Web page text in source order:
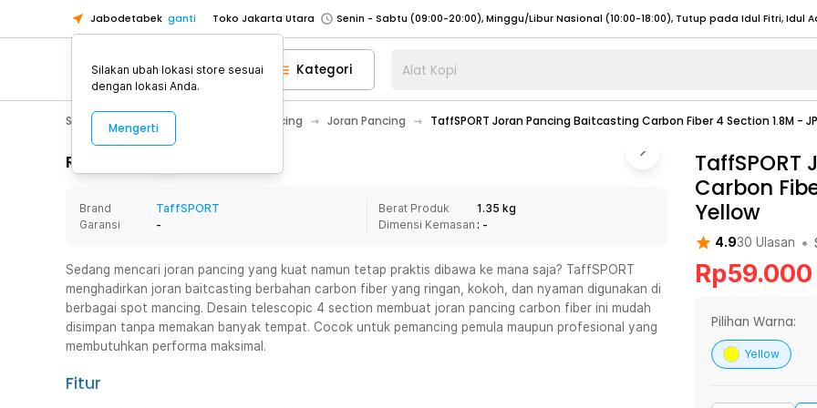
Jabodetabek ganti Toko Jakarta Utara
Toko Tangerang
Toko Cikupa
Pick n Go Jakarta Barat
Senin - Jumat (07:00 - 20:00), Sabtu - Minggu (08:00 - 20:00), Tutup pada Idul Fitri
Pick n Go Bekasi
Senin - Jumat (08:00 - 20:00), Sabtu - Minggu/ Libur Nasional (08:00 - 17:00) Selengkapnya
Senin - Jumat (08:00 - 20:00), Sabtu - Minggu/ Libur Nasional (08:00 - 17:00) Selengkapnya
Senin - Sabtu (09:00-20:00), Minggu/Libur Nasional (12:00-20:00), Tutup pada Idul Fitri
Toko Jakarta Barat
Senin - Sabtu (09:00-20:00), Minggu/Libur Nasional (12:00-20:00), Tutup pada Idul Fitri
Toko Tangerang
Toko Cikupa
Pick n Go Jakarta Barat
Senin - Jumat (07:00 - 20:00), Sabtu - Minggu (08:00 - 20:00), Tutup pada Idul Fitri
Pick n Go Bekasi
Senin - Jumat (08:00 - 20:00), Sabtu - Minggu/ Libur Nasional (08:00 - 17:00) Selengkapnya
Kategori Alat Kopi
Sport & Outdoor Olahraga Memancing Joran Pancing TaffSPORT Joran Pancing Baitcasting Carbon Fiber 4 Section 1.8M -
Rincian Produk
Brand
TaffSPORT
Garansi
-
Berat Produk
1.35 kg
Dimensi Kemasan : -
Sedang mencari joran pancing yang kuat namun tetap praktis dibawa ke mana saja? TaffSPORT
menghadirkan joran baitcasting berbahan carbon fiber yang ringan, kokoh, dan nyaman digunakan di
berbagai spot mancing. Desain telescopic 4 section membuat joran pancing carbon fiber ini mudah
disimpan tanpa memakan banyak tempat. Cocok untuk pemancing pemula maupun profesional yang
membutuhkan performa maksimal.
Fitur
Carbon
Yellow
4.930 Ulasan •
Rp59.000
Pilihan Warna:
Yellow
Silakan ubah lokasi store sesuai
dengan lokasi Anda.
Mengerti